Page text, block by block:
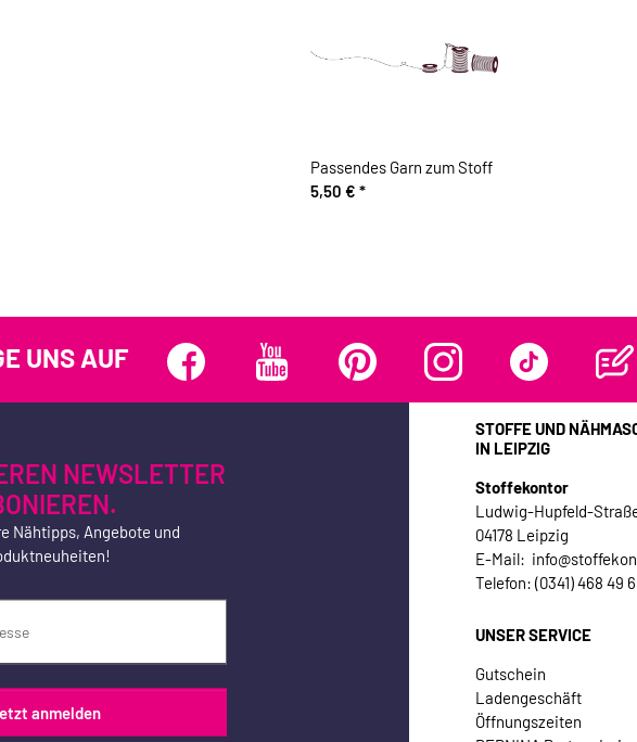
Passendes Garn zum Stoff
5,50 € *
UNS AUF
NEWSLETTER
Nähtipps, Angebote und
anmelden
STOFFE UND
IN LEIPZIG
Stoffekontor
Ludwig-Hupfeld-
04178 Leipzig
E-Mail:
Telefon: (0341) 468 49
UNSER SERVICE
Gutschein
Ladengeschäft
Öffnungszeiten